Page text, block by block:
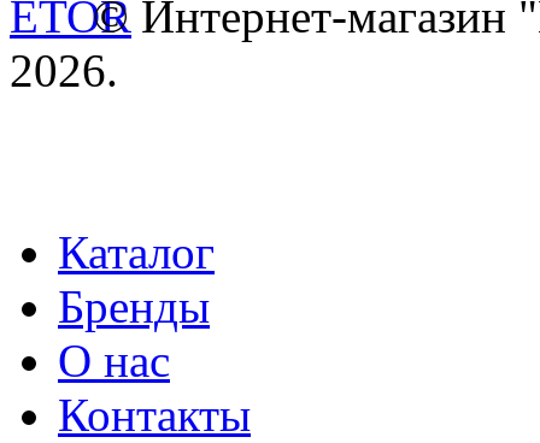
© Интернет-
2026.
Каталог
Бренды
О нас
Контакты